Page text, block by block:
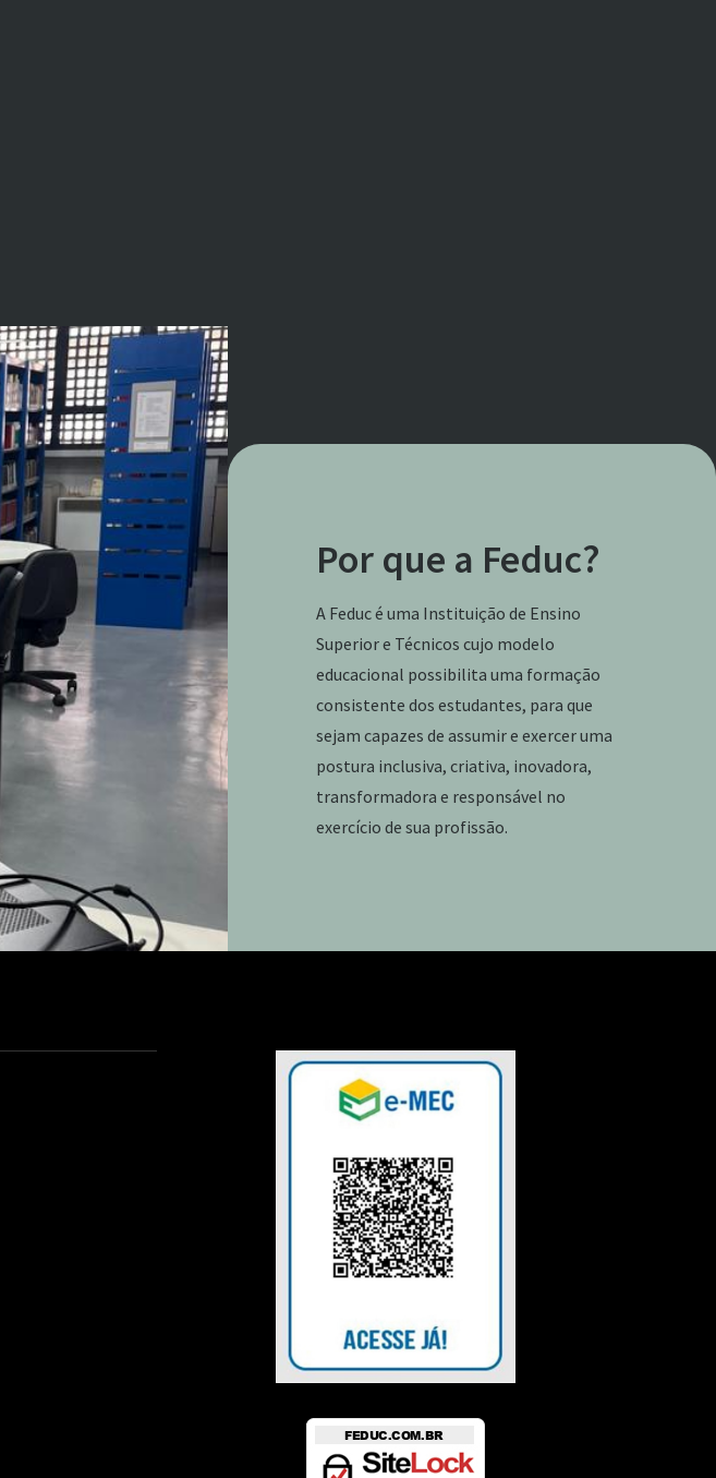
Por que a Feduc?
A Feduc é uma Instituição de Ensino
Superior e Técnicos cujo modelo
educacional possibilita uma formação
consistente dos estudantes, para que
sejam capazes de assumir e exercer uma
postura inclusiva, criativa, inovadora,
transformadora e responsável no
exercício de sua profissão.